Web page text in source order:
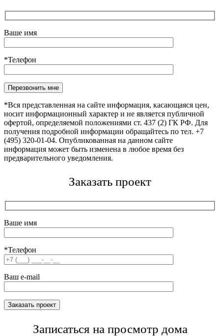
Ваше имя
*Телефон
Оставьте это поле пустым.
*Вся представленная на сайте информация, касающаяся цен,
носит информационный характер и не является публичной
офертой, определяемой положениями ст. 437 (2) ГК РФ. Для
получения подробной информации обращайтесь по тел. +7
(495) 320-01-04. Опубликованная на данном сайте
информация может быть изменена в любое время без
предварительного уведомления.
Заказать проект
Ваше имя
*Телефон
Ваш e-mail
Записаться на просмотр дома